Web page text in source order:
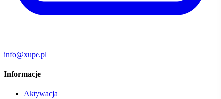
info@xupe.pl
Informacje
Aktywacja